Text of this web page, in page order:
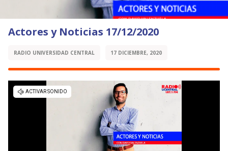
Actores y Noticias 17/12/2020
RADIO UNIVERSIDAD CENTRAL 17 DICIEMBRE, 2020